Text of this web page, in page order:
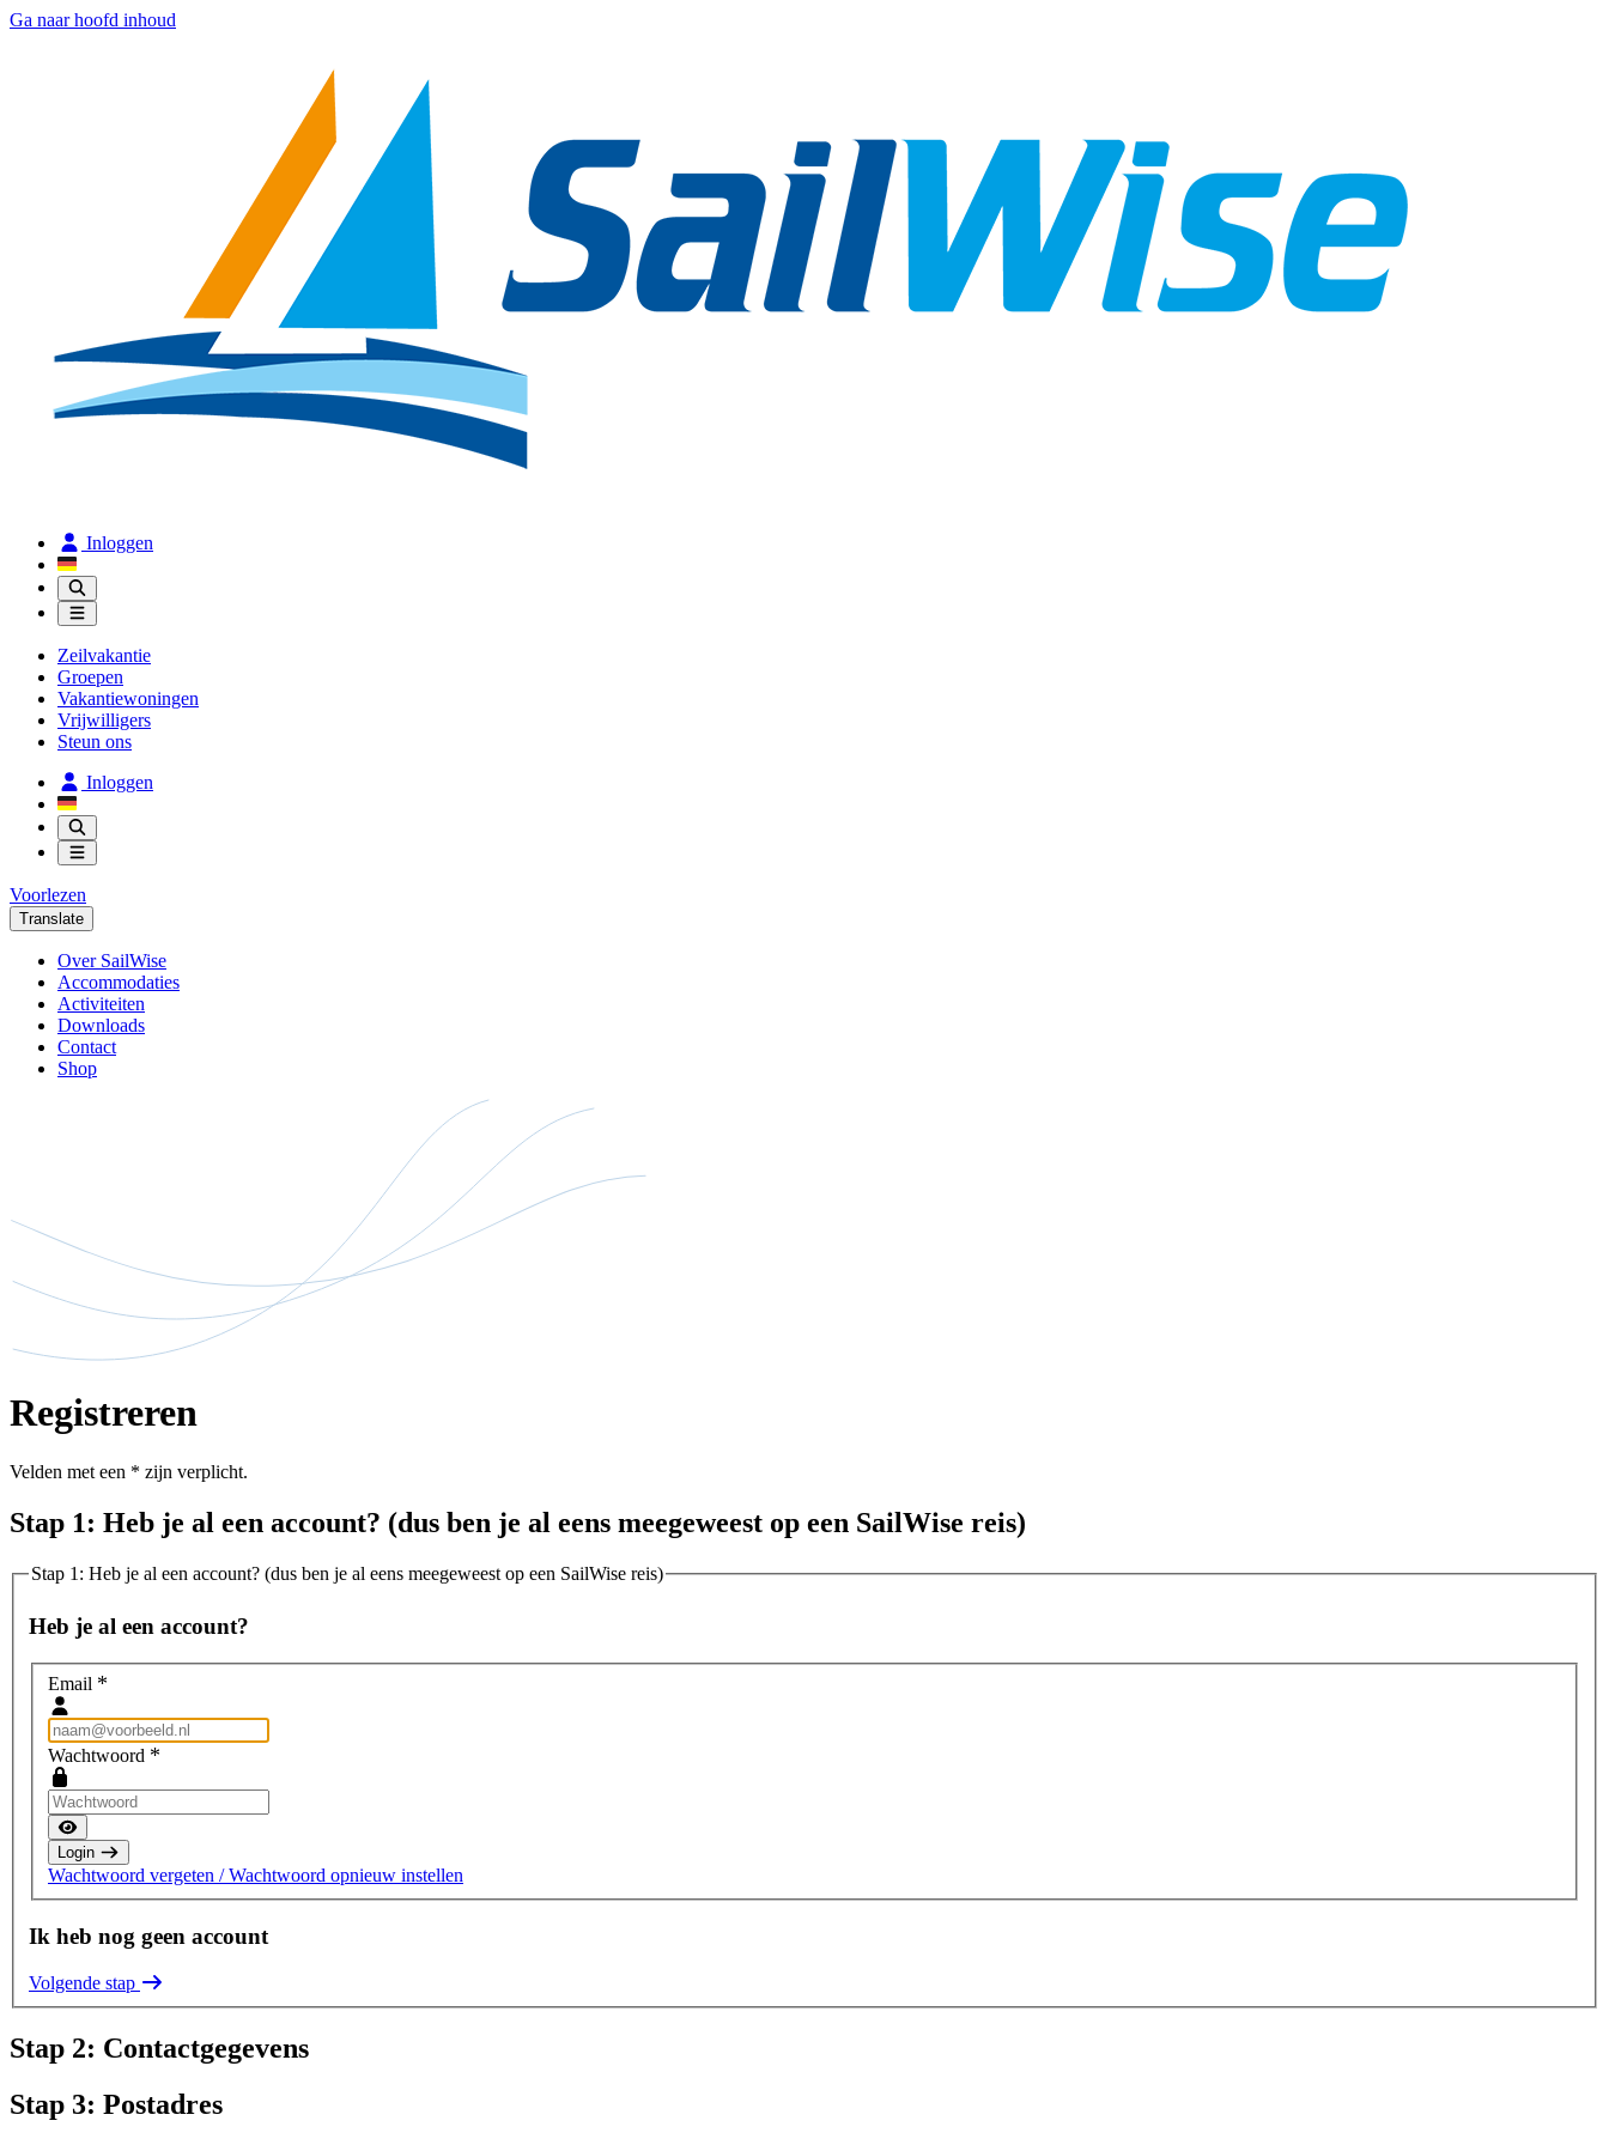
Ga naar hoofd inhoud
Inloggen
Zeilvakantie
Groepen
Vakantiewoningen
Vrijwilligers
Steun ons
Inloggen
Voorlezen
Translate
Over SailWise
Accommodaties
Activiteiten
Downloads
Contact
Shop
Registreren
Velden met een * zijn verplicht.
Stap 1: Heb je al een account? (dus ben je al eens meegeweest op een SailWise reis)
Stap 1: Heb je al een account? (dus ben je al eens meegeweest op een SailWise reis)
Heb je al een account?
Email *
Wachtwoord *
Login
Wachtwoord vergeten / Wachtwoord opnieuw instellen
Ik heb nog geen account
Volgende stap
Stap 2: Contactgegevens
Stap 3: Postadres